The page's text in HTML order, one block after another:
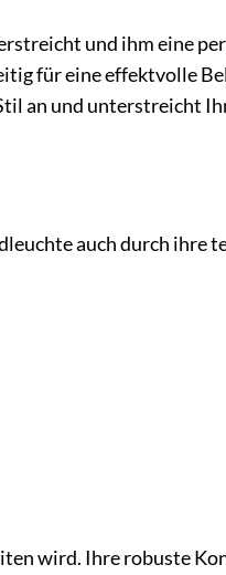
und ihm eine
für eine effektvolle
an und unterstreicht
auch durch ihre
wird. Ihre robuste